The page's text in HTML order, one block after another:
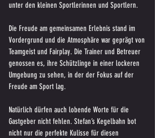
unter den kleinen Sportlerinnen und Sportlern.
Die Freude am gemeinsamen Erlebnis stand im
Vordergrund und die Atmosphäre war geprägt von
Teamgeist und Fairplay. Die Trainer und Betreuer
genossen es, ihre Schützlinge in einer lockeren
Umgebung zu sehen, in der der Fokus auf der
Freude am Sport lag.
Natürlich dürfen auch lobende Worte für die
Gastgeber nicht fehlen. Stefan’s Kegelbahn bot
nicht nur die perfekte Kulisse für diesen